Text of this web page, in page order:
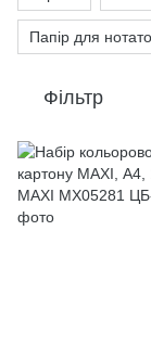
Папір для
Фільтр